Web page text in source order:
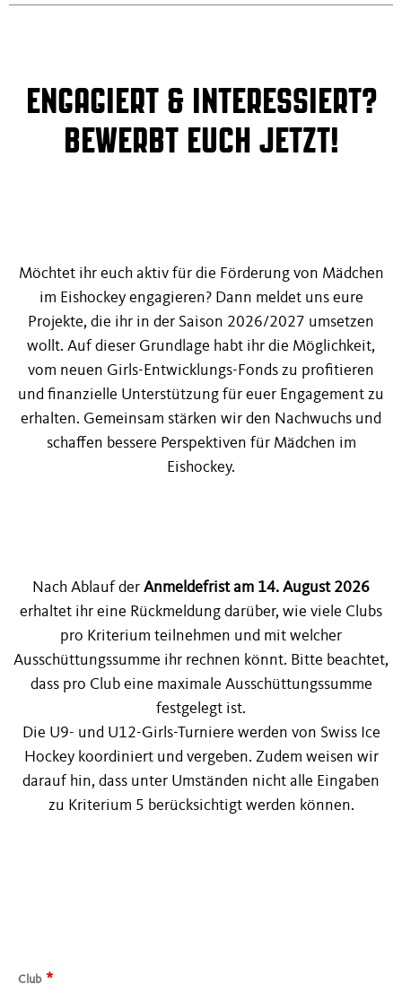
ENGAGIERT & INTERESSIERT?
BEWERBT EUCH JETZT!
Möchtet ihr euch aktiv für die Förderung von Mädchen
im Eishockey engagieren? Dann meldet uns eure
Projekte, die ihr in der Saison 2026/2027 umsetzen
wollt. Auf dieser Grundlage habt ihr die Möglichkeit,
vom neuen Girls-Entwicklungs-Fonds zu profitieren
und finanzielle Unterstützung für euer Engagement zu
erhalten. Gemeinsam stärken wir den Nachwuchs und
schaffen bessere Perspektiven für Mädchen im
Eishockey.
Nach Ablauf der Anmeldefrist am 14. August 2026
erhaltet ihr eine Rückmeldung darüber, wie viele Clubs
pro Kriterium teilnehmen und mit welcher
Ausschüttungssumme ihr rechnen könnt. Bitte beachtet,
dass pro Club eine maximale Ausschüttungssumme
festgelegt ist.
Die U9- und U12-Girls-Turniere werden von Swiss Ice
Hockey koordiniert und vergeben. Zudem weisen wir
darauf hin, dass unter Umständen nicht alle Eingaben
zu Kriterium 5 berücksichtigt werden können.
Club *